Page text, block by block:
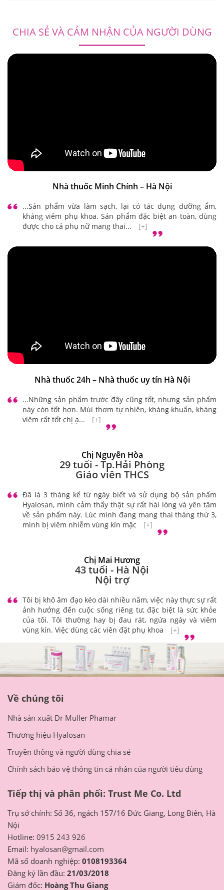
CHIA SẺ VÀ CẢM NHẬN CỦA NGƯỜI DÙNG
Nhà thuốc Minh Chính – Hà Nội
...Sản phẩm vừa làm sạch, lại có tác dụng dưỡng ẩm,
kháng viêm phụ khoa. Sản phẩm đặc biệt an toàn, dùng
được cho cả phụ nữ mang thai... [+]
Nhà thuốc 24h – Nhà thuốc uy tín Hà Nội
...Những sản phẩm trước đây cũng tốt, nhưng sản phẩm
này còn tốt hơn. Mùi thơm tự nhiên, kháng khuẩn, kháng
Chị Nguyễn Hòa
29 tuổi - Tp.Hải Phòng
Giáo viên THCS
Đã là 3 tháng kể từ ngày biết và sử dụng bộ sản phẩm
Hyalosan, mình cảm thấy thật sự rất hài lòng và yên tâm
về sản phẩm này. Lúc mình đang mang thai tháng thứ 3,
Chị Mai Hương
43 tuổi - Hà Nội
Nội trợ
Tôi bị khô âm đạo kéo dài nhiều năm, việc này thực sự rất
ảnh hưởng đến cuộc sống riêng tư, đặc biệt là sức khỏe
của tôi. Tôi thường hay bị đau rát, ngứa ngáy và viêm
vùng kín. Việc dùng các viên đặt phụ khoa
[+]
Về chúng tôi
Nhà sản xuất Dr Muller Phamar
Thương hiệu Hyalosan
Truyền thông và người dùng chia sẻ
Chính sách bảo vệ thông tin cá nhân của người tiêu dùng
Tiếp thị và phân phối: Trust Me Co. Ltd
Trụ sở chính: Số 36, ngách 157/16 Đức Giang, Long Biên, Hà
Nội
Hotline:0915 243 926
Email: hyalosan@gmail.com
Mã số doanh nghiệp:0108193364